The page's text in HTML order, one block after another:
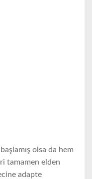
olsa da hem
tamamen elden
adapte